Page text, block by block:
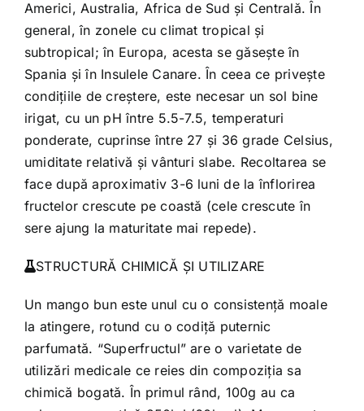
Americi, Australia, Africa de Sud și Centrală. În
general, în zonele cu climat tropical și
subtropical; în Europa, acesta se găsește în
Spania și în Insulele Canare. În ceea ce privește
condițiile de creștere, este necesar un sol bine
irigat, cu un pH între 5.5-7.5, temperaturi
ponderate, cuprinse între 27 și 36 grade Celsius,
umiditate relativă și vânturi slabe. Recoltarea se
face după aproximativ 3-6 luni de la înflorirea
fructelor crescute pe coastă (cele crescute în
sere ajung la maturitate mai repede).
STRUCTURĂ CHIMICĂ ȘI UTILIZARE
Un mango bun este unul cu o consistență moale
la atingere, rotund cu o codiță puternic
parfumată. “Superfructul” are o varietate de
utilizări medicale ce reies din compoziția sa
chimică bogată. În primul rând, 100g au ca